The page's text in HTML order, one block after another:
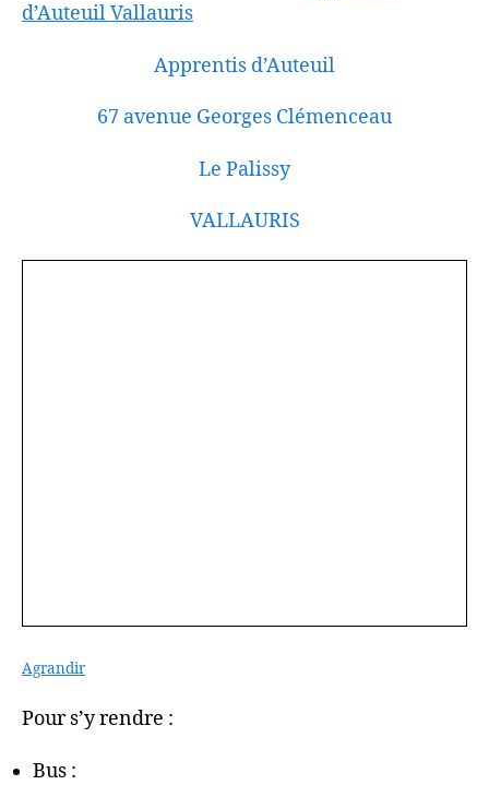
d’Auteuil Vallauris
Apprentis d’Auteuil
67 avenue Georges Clémenceau
Le Palissy
VALLAURIS
Agrandir
Pour s’y rendre :
Bus :